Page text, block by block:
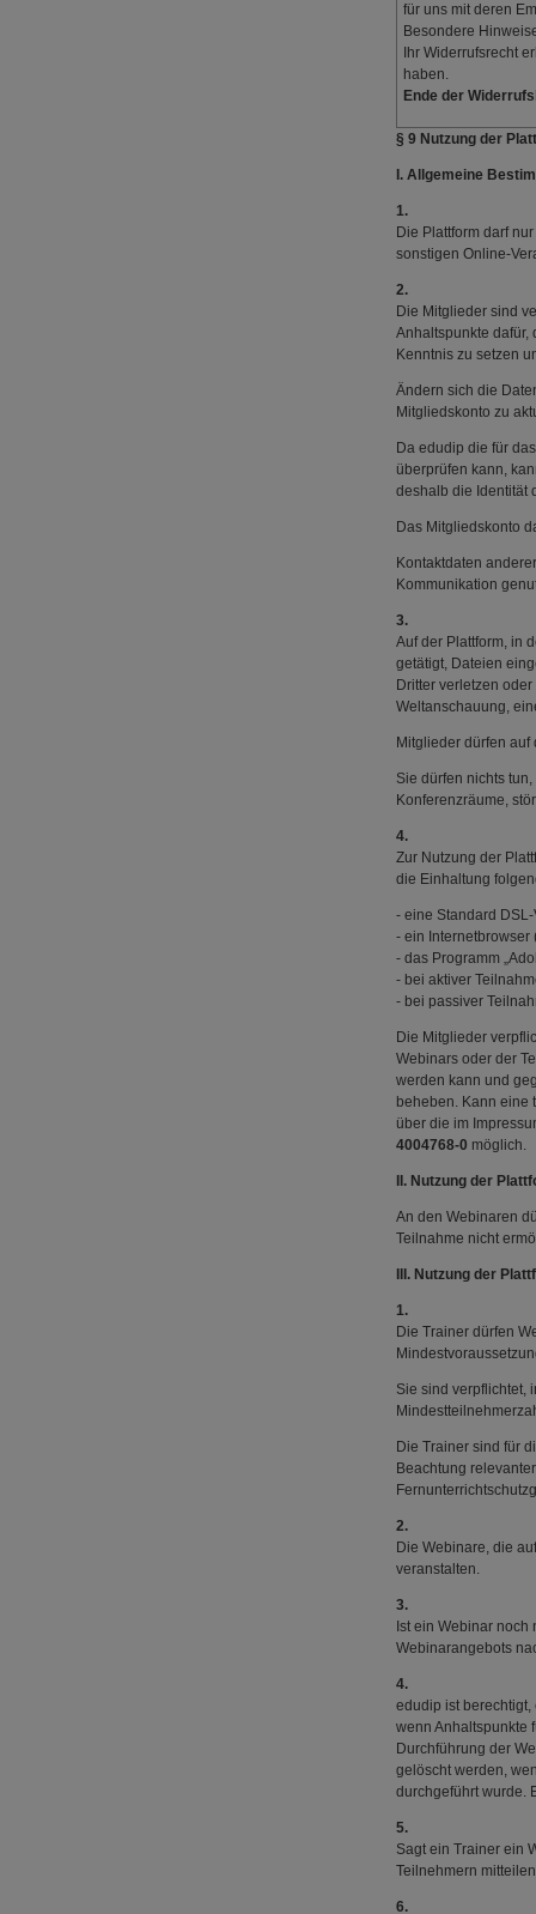
für uns mit deren
Besondere
Ihr Widerrufsrecht
haben.
Ende der
§ 9 Nutzung der
I. Allgemeine
1.
Die Plattform darf
sonstigen Online-
2.
Die Mitglieder sind
Anhaltspunkte dafür,
Kenntnis zu setzen
Ändern sich die
Mitgliedskonto zu
Da edudip die für
überprüfen kann,
deshalb die Identität
Das Mitgliedskonto
Kontaktdaten
Kommunikation
3.
Auf der Plattform, in
getätigt, Dateien
Dritter verletzen
Weltanschauung,
Mitglieder dürfen
Sie dürfen nichts
Konferenzräume,
4.
Zur Nutzung der
die Einhaltung
- eine Standard
- ein Internetbrowser
- das Programm
- bei aktiver
- bei passiver
Die Mitglieder
Webinars oder der
werden kann und
beheben. Kann eine
über die im
4004768-0 möglich.
II. Nutzung der
An den Webinaren
Teilnahme nicht
III. Nutzung der
1.
Die Trainer dürfen
Sie sind verpflichtet,
Die Trainer sind für
Beachtung
2.
Die Webinare, die
veranstalten.
3.
Ist ein Webinar
Webinarangebots
4.
edudip ist
wenn Anhaltspunkte
Durchführung der
gelöscht werden,
durchgeführt wurde.
5.
Sagt ein Trainer ein
Teilnehmern
6.